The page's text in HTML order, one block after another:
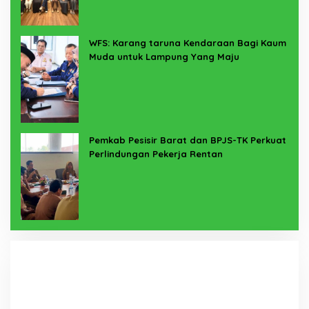
WFS: Karang taruna Kendaraan Bagi Kaum
Muda untuk Lampung Yang Maju
Pemkab Pesisir Barat dan BPJS-TK Perkuat
Perlindungan Pekerja Rentan